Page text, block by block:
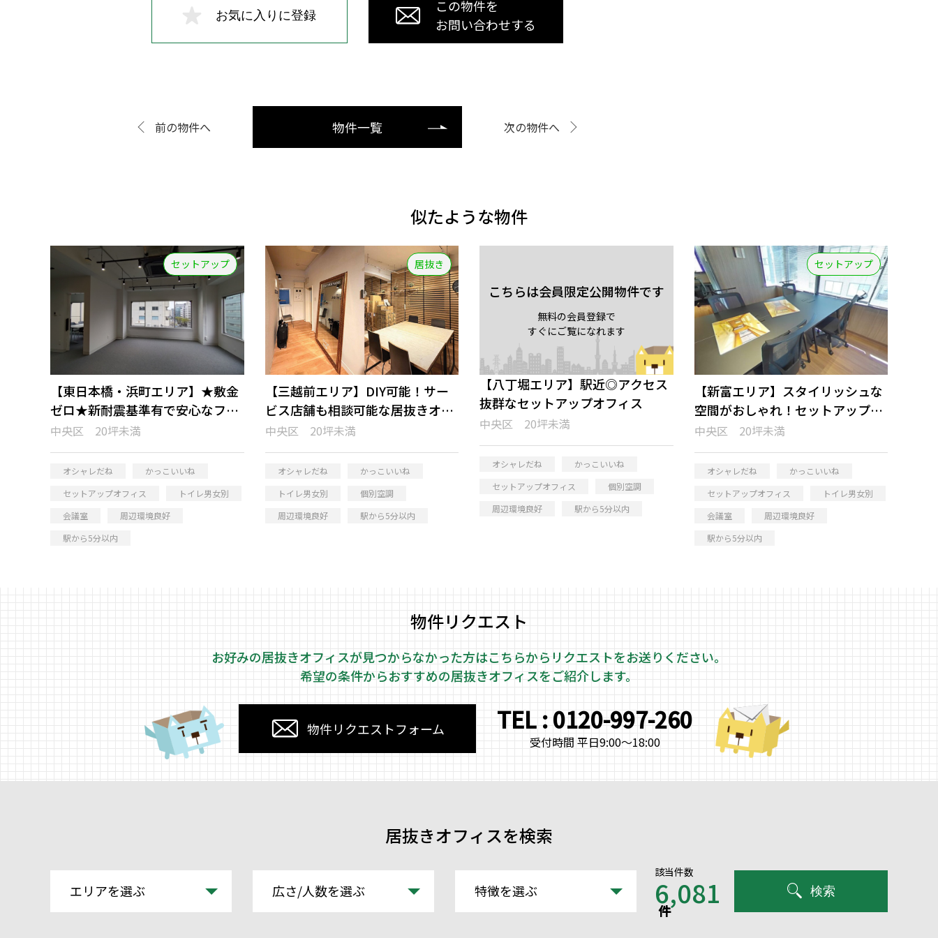
お気に入りに登録
この物件を
お問い合わせする
前の物件へ 物件一覧 次の物件へ
似たような物件
セットアップ
【東日本橋・浜町エリア】★敷金
ゼロ★新耐震基準有で安心なフル
セットアップオフィス
中央区 20坪未満
オシャレだね
かっこいいね
セットアップオフィス
トイレ男女別
会議室
周辺環境良好
駅から5分以内
居抜き
【三越前エリア】DIY可能！サー
ビス店舗も相談可能な居抜きオフ
ィス
中央区 20坪未満
オシャレだね
かっこいいね
トイレ男女別
個別空調
周辺環境良好
駅から5分以内
こちらは会員限定公開物件です
無料の会員登録で
すぐにご覧になれます
【八丁堀エリア】駅近◎アクセス
抜群なセットアップオフィス
中央区 20坪未満
オシャレだね
かっこいいね
セットアップオフィス
個別空調
周辺環境良好
駅から5分以内
セットアップ
【新富エリア】スタイリッシュな
空間がおしゃれ！セットアップオ
フィス
中央区 20坪未満
オシャレだね
かっこいいね
セットアップオフィス
トイレ男女別
会議室
周辺環境良好
駅から5分以内
物件リクエスト
お好みの居抜きオフィスが見つからなかった方はこちらから リクエストをお送りください。
希望の条件からおすすめの居抜きオフィスをご紹介します。
物件リクエストフォーム TEL : 0120-997-260
受付時間 平日9:00～18:00
居抜きオフィスを検索
エリアを選ぶ 広さ/人数を選ぶ 特徴を選ぶ
該当件数
6,081
件
検索